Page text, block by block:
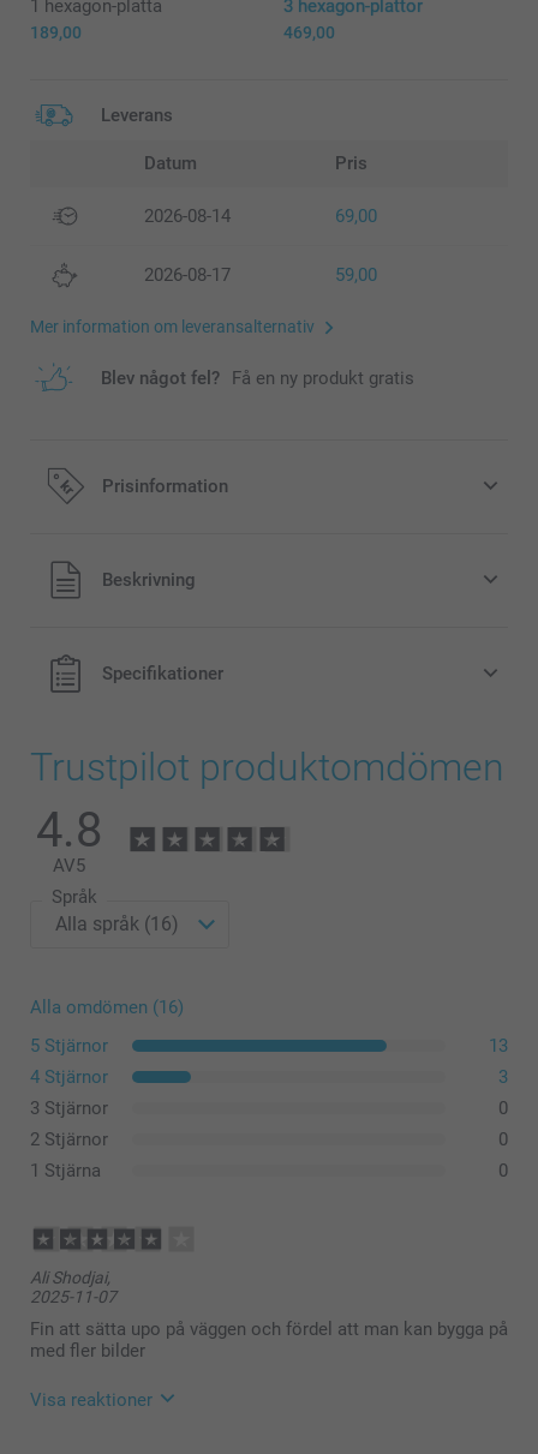
1 hexagon-platta
189,00
3 hexagon-plattor
469,00
Leverans
Datum Pris
2026-08-14 69,00
2026-08-17 59,00
Mer information om leveransalternativ
Blev något fel? Få en ny produkt gratis
Prisinformation
Alla priser är i svenska kronor (SEK), inklusive moms och
exklusive porto.
Beskrivning
Specifikationer
Trustpilot produktomdömen
4.8
AV5
Språk
Alla omdömen (16)
5 Stjärnor
13
4 Stjärnor
3
3 Stjärnor
0
2 Stjärnor
0
1 Stjärna
0
Ali Shodjai,
2025-11-07
Fin att sätta upo på väggen och fördel att man kan bygga på
med fler bilder
Visa reaktioner